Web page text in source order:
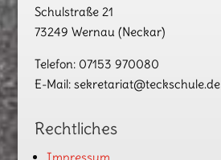
Schulstraße 21
73249 Wernau (Neckar)
Telefon: 07153 970080
E-Mail: sekretariat@teckschule.de
Rechtliches